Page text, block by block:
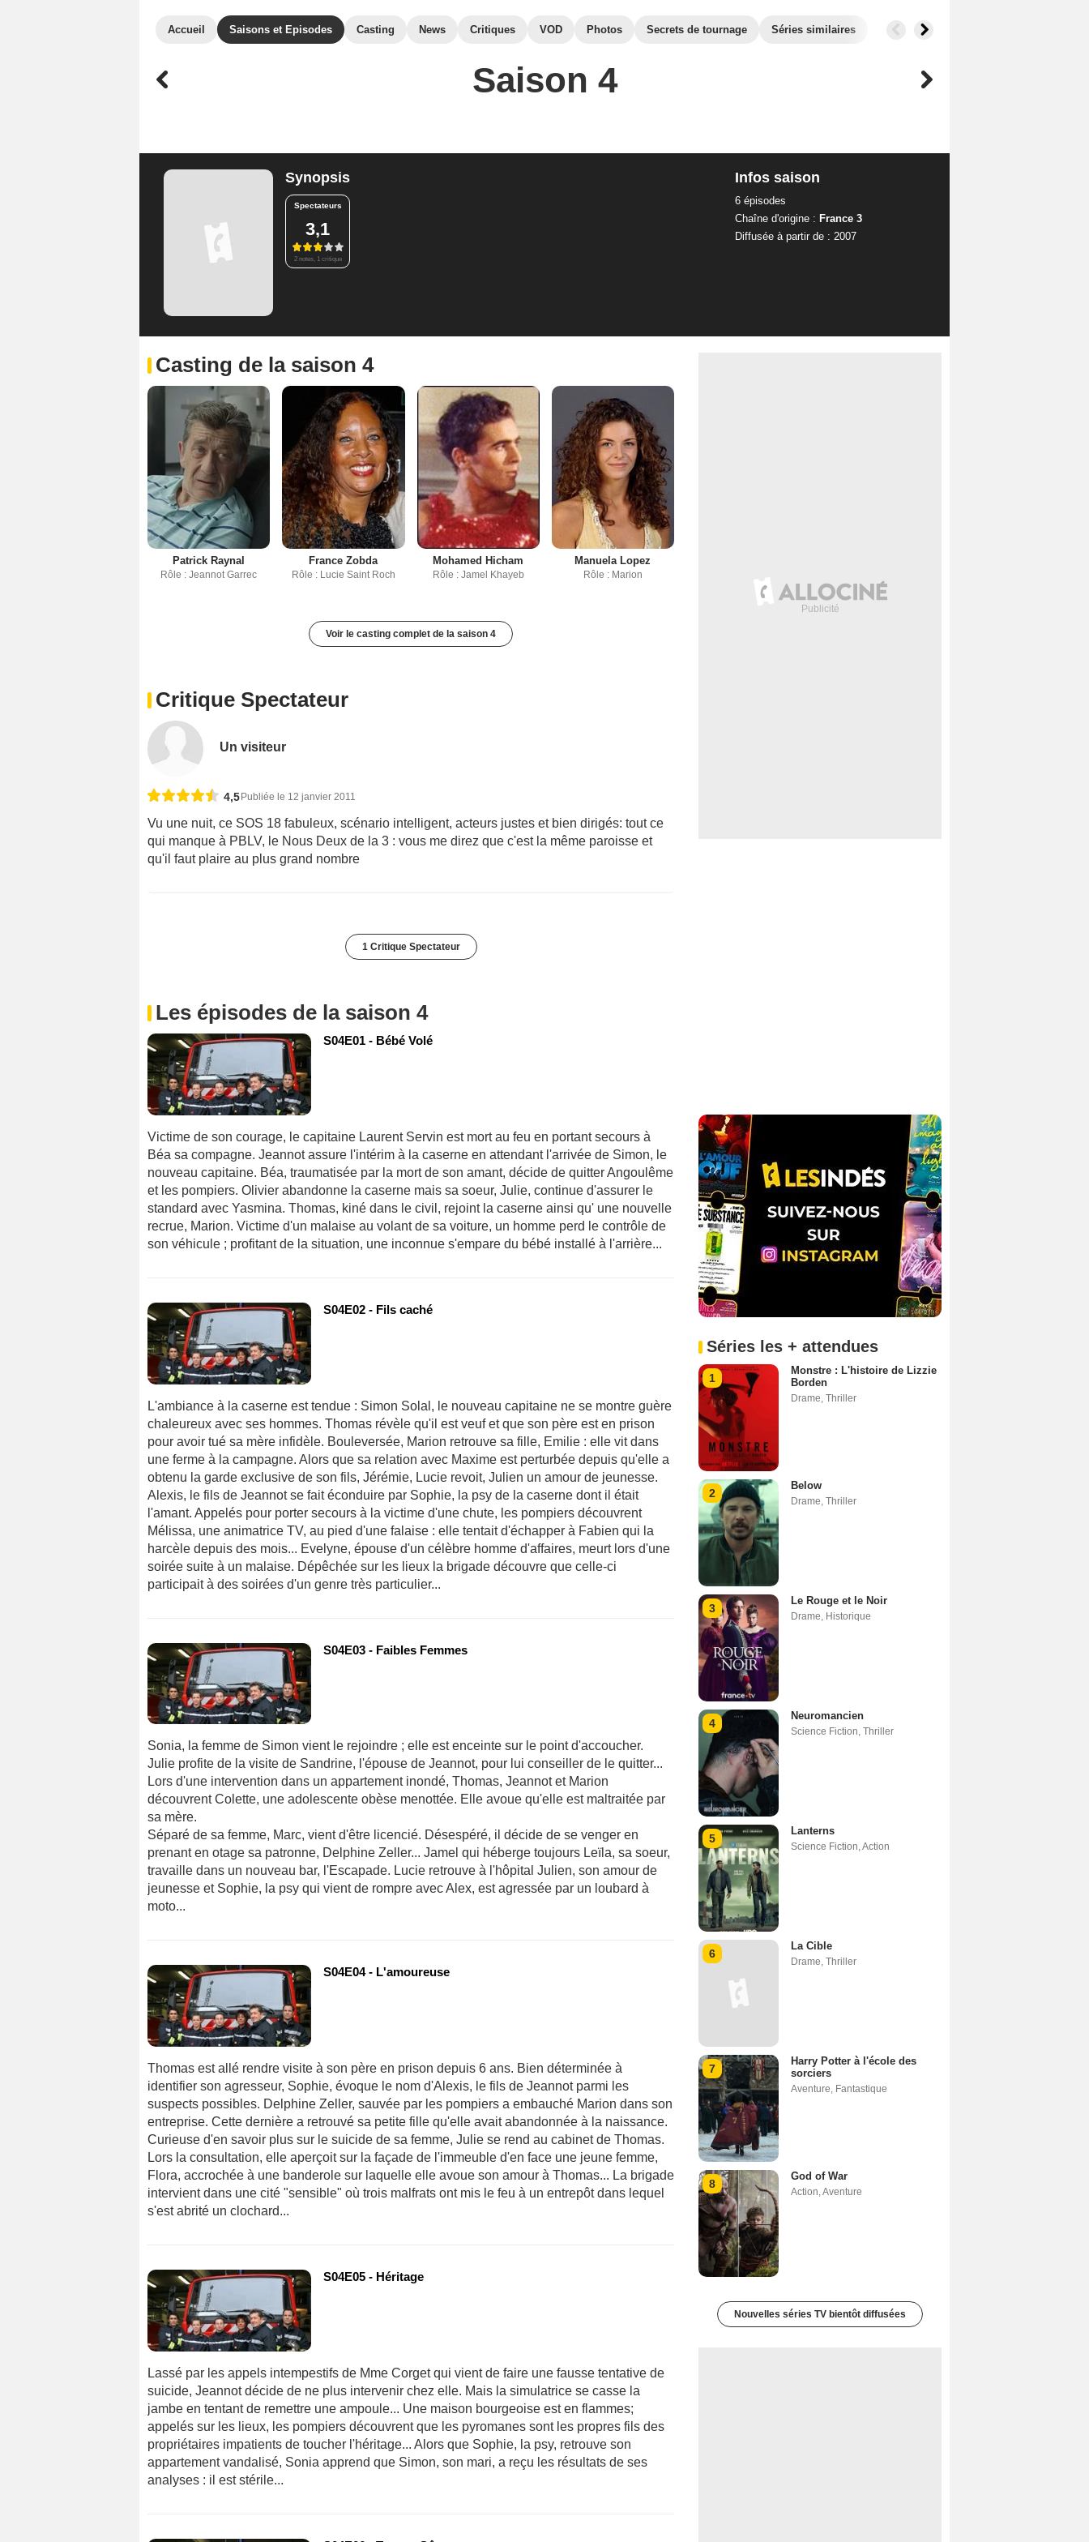
Accueil Saisons et Episodes Casting News Critiques VOD Photos Secrets de tournage Séries similaires
Saison 4
Synopsis
Spectateurs
3,1
2 notes, 1 critique
Infos saison
6 épisodes
Chaîne d'origine : France 3
Diffusée à partir de : 2007
Casting de la saison 4
Patrick Raynal
Rôle : Jeannot Garrec
France Zobda
Rôle : Lucie Saint Roch
Mohamed Hicham
Rôle : Jamel Khayeb
Manuela Lopez
Rôle : Marion
Voir le casting complet de la saison 4
Critique Spectateur
Un visiteur
4,5 Publiée le 12 janvier 2011
Vu une nuit, ce SOS 18 fabuleux, scénario intelligent, acteurs justes et bien dirigés: tout ce
qui manque à PBLV, le Nous Deux de la 3 : vous me direz que c'est la même paroisse et
qu'il faut plaire au plus grand nombre
1 Critique Spectateur
Les épisodes de la saison 4
S04E01 - Bébé Volé
Victime de son courage, le capitaine Laurent Servin est mort au feu en portant secours à
Béa sa compagne. Jeannot assure l'intérim à la caserne en attendant l'arrivée de Simon, le
nouveau capitaine. Béa, traumatisée par la mort de son amant, décide de quitter Angoulême
et les pompiers. Olivier abandonne la caserne mais sa soeur, Julie, continue d'assurer le
standard avec Yasmina. Thomas, kiné dans le civil, rejoint la caserne ainsi qu' une nouvelle
recrue, Marion. Victime d'un malaise au volant de sa voiture, un homme perd le contrôle de
son véhicule ; profitant de la situation, une inconnue s'empare du bébé installé à l'arrière...
S04E02 - Fils caché
L'ambiance à la caserne est tendue : Simon Solal, le nouveau capitaine ne se montre guère
chaleureux avec ses hommes. Thomas révèle qu'il est veuf et que son père est en prison
pour avoir tué sa mère infidèle. Bouleversée, Marion retrouve sa fille, Emilie : elle vit dans
une ferme à la campagne. Alors que sa relation avec Maxime est perturbée depuis qu'elle a
obtenu la garde exclusive de son fils, Jérémie, Lucie revoit, Julien un amour de jeunesse.
Alexis, le fils de Jeannot se fait éconduire par Sophie, la psy de la caserne dont il était
l'amant. Appelés pour porter secours à la victime d'une chute, les pompiers découvrent
Mélissa, une animatrice TV, au pied d'une falaise : elle tentait d'échapper à Fabien qui la
harcèle depuis des mois... Evelyne, épouse d'un célèbre homme d'affaires, meurt lors d'une
soirée suite à un malaise. Dépêchée sur les lieux la brigade découvre que celle-ci
participait à des soirées d'un genre très particulier...
S04E03 - Faibles Femmes
Sonia, la femme de Simon vient le rejoindre ; elle est enceinte sur le point d'accoucher.
Julie profite de la visite de Sandrine, l'épouse de Jeannot, pour lui conseiller de le quitter...
Lors d'une intervention dans un appartement inondé, Thomas, Jeannot et Marion
découvrent Colette, une adolescente obèse menottée. Elle avoue qu'elle est maltraitée par
sa mère.
Séparé de sa femme, Marc, vient d'être licencié. Désespéré, il décide de se venger en
prenant en otage sa patronne, Delphine Zeller... Jamel qui héberge toujours Leïla, sa soeur,
travaille dans un nouveau bar, l'Escapade. Lucie retrouve à l'hôpital Julien, son amour de
jeunesse et Sophie, la psy qui vient de rompre avec Alex, est agressée par un loubard à
moto...
S04E04 - L'amoureuse
Thomas est allé rendre visite à son père en prison depuis 6 ans. Bien déterminée à
identifier son agresseur, Sophie, évoque le nom d'Alexis, le fils de Jeannot parmi les
suspects possibles. Delphine Zeller, sauvée par les pompiers a embauché Marion dans son
entreprise. Cette dernière a retrouvé sa petite fille qu'elle avait abandonnée à la naissance.
Curieuse d'en savoir plus sur le suicide de sa femme, Julie se rend au cabinet de Thomas.
Lors la consultation, elle aperçoit sur la façade de l'immeuble d'en face une jeune femme,
Flora, accrochée à une banderole sur laquelle elle avoue son amour à Thomas... La brigade
intervient dans une cité "sensible" où trois malfrats ont mis le feu à un entrepôt dans lequel
s'est abrité un clochard...
S04E05 - Héritage
Lassé par les appels intempestifs de Mme Corget qui vient de faire une fausse tentative de
suicide, Jeannot décide de ne plus intervenir chez elle. Mais la simulatrice se casse la
jambe en tentant de remettre une ampoule... Une maison bourgeoise est en flammes;
appelés sur les lieux, les pompiers découvrent que les pyromanes sont les propres fils des
propriétaires impatients de toucher l'héritage... Alors que Sophie, la psy, retrouve son
appartement vandalisé, Sonia apprend que Simon, son mari, a reçu les résultats de ses
analyses : il est stérile...
Séries les + attendues
1
Monstre : L'histoire de Lizzie
Borden
Drame Thriller
2
Below
Drame Thriller
3
Le Rouge et le Noir
Drame Historique
4
Neuromancien
Science Fiction Thriller
5
Lanterns
Science Fiction Action
6
La Cible
Drame Thriller
7
Harry Potter à l'école des
sorciers
Aventure Fantastique
8
God of War
Action Aventure
Nouvelles séries TV bientôt diffusées